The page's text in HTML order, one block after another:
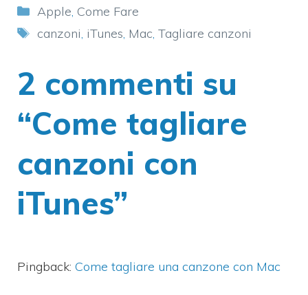
Categorie
Apple, Come Fare
Tag
canzoni, iTunes, Mac, Tagliare canzoni
2 commenti su
“Come tagliare
canzoni con
iTunes”
Pingback: Come tagliare una canzone con Mac